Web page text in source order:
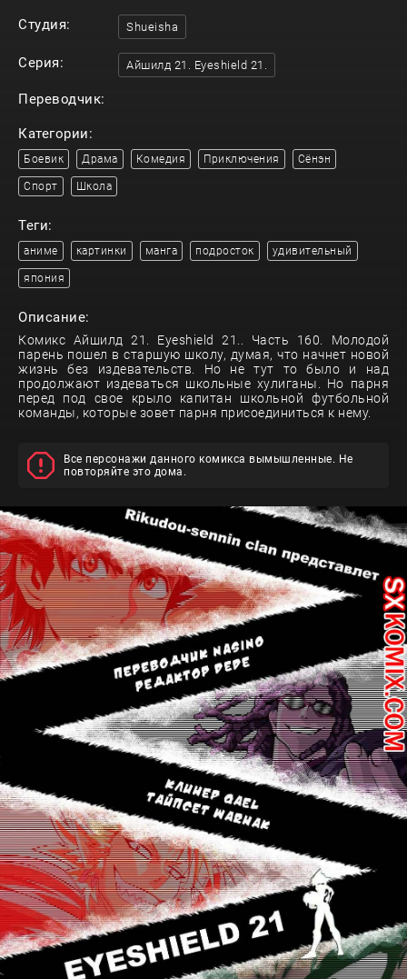
Студия: Shueisha
Серия: Айшилд 21. Eyeshield 21.
Переводчик:
Категории:
Боевик Драма Комедия Приключения Сёнэн
Спорт Школа
Теги:
аниме картинки манга подросток удивительный
япония
Описание:
Комикс Айшилд 21. Eyeshield 21.. Часть 160. Молодой
парень пошел в старшую школу, думая, что начнет новой
жизнь без издевательств. Но не тут то было и над
продолжают издеваться школьные хулиганы. Но парня
перед под свое крыло капитан школьной футбольной
команды, которые зовет парня присоединиться к нему.
Все персонажи данного комикса вымышленные. Не
повторяйте это дома.